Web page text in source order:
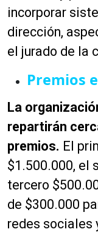
incorporar
dirección,
el jurado de la
Premios
La
repartirán
premios. El
$1.500.000, el
tercero
de $300.000
redes sociales